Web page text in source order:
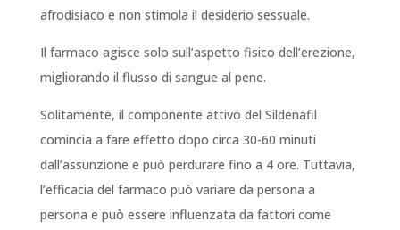
afrodisiaco e non stimola il desiderio sessuale.
Il farmaco agisce solo sull’aspetto fisico dell’erezione,
migliorando il flusso di sangue al pene.
Solitamente, il componente attivo del Sildenafil
comincia a fare effetto dopo circa 30-60 minuti
dall’assunzione e può perdurare fino a 4 ore. Tuttavia,
l’efficacia del farmaco può variare da persona a
persona e può essere influenzata da fattori come